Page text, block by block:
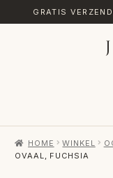
GRATIS
AFREKENEN
HOME WINKEL
OVAAL, FUCHSIA